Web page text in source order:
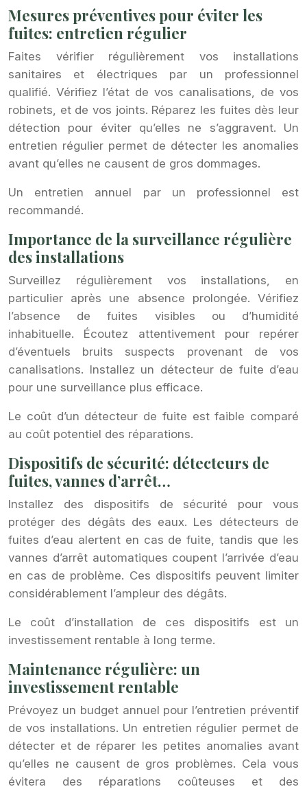
Mesures préventives pour éviter les
fuites: entretien régulier
Faites vérifier régulièrement vos installations
sanitaires et électriques par un professionnel
qualifié. Vérifiez l’état de vos canalisations, de vos
robinets, et de vos joints. Réparez les fuites dès leur
détection pour éviter qu’elles ne s’aggravent. Un
entretien régulier permet de détecter les anomalies
avant qu’elles ne causent de gros dommages.
Un entretien annuel par un professionnel est
recommandé.
Importance de la surveillance régulière
des installations
Surveillez régulièrement vos installations, en
particulier après une absence prolongée. Vérifiez
l’absence de fuites visibles ou d’humidité
inhabituelle. Écoutez attentivement pour repérer
d’éventuels bruits suspects provenant de vos
canalisations. Installez un détecteur de fuite d’eau
pour une surveillance plus efficace.
Le coût d’un détecteur de fuite est faible comparé
au coût potentiel des réparations.
Dispositifs de sécurité: détecteurs de
fuites, vannes d’arrêt…
Installez des dispositifs de sécurité pour vous
protéger des dégâts des eaux. Les détecteurs de
fuites d’eau alertent en cas de fuite, tandis que les
vannes d’arrêt automatiques coupent l’arrivée d’eau
en cas de problème. Ces dispositifs peuvent limiter
considérablement l’ampleur des dégâts.
Le coût d’installation de ces dispositifs est un
investissement rentable à long terme.
Maintenance régulière: un
investissement rentable
Prévoyez un budget annuel pour l’entretien préventif
de vos installations. Un entretien régulier permet de
détecter et de réparer les petites anomalies avant
qu’elles ne causent de gros problèmes. Cela vous
évitera des réparations coûteuses et des